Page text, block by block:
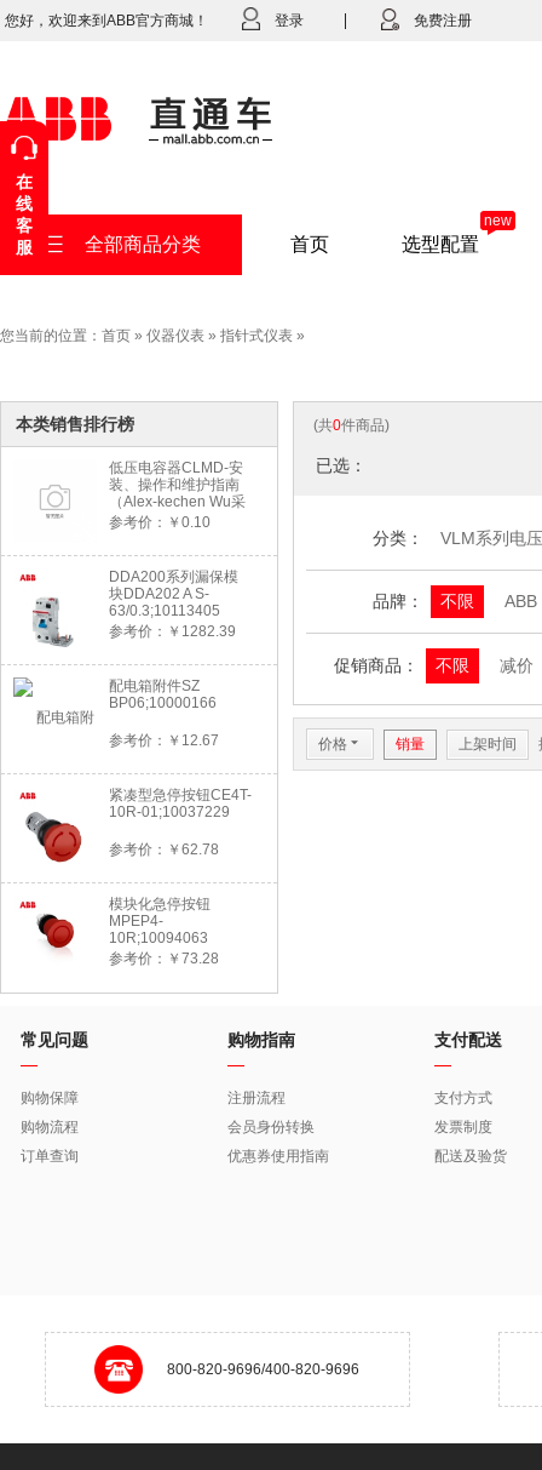
您好，欢迎来到ABB官方商城！ 登录 免费注册
全部商品分类 首页 选型配置
new
您当前的位置： 首页 » 仪器仪表 » 指针式仪表 »
本类销售排行榜
低压电容器CLMD-安
装、操作和维护指南
（Alex-kechen Wu采
购）-2022年版
参考价：￥0.10
DDA200系列漏保模
块DDA202 A S-
63/0.3;10113405
参考价：￥1282.39
配电箱附件SZ
BP06;10000166
参考价：￥12.67
紧凑型急停按钮CE4T-
10R-01;10037229
参考价：￥62.78
模块化急停按钮
MPEP4-
10R;10094063
参考价：￥73.28
(共0件商品)
已选：
分类： VLM系列电
品牌： 不限 ABB
促销商品： 不限 减价
价格 6 销量 上架时间
常见问题
购物保障
购物流程
订单查询
购物指南
注册流程
会员身份转换
优惠券使用指南
支付配送
支付方式
发票制度
配送及验货
800-820-9696/400-820-9696
在
线
客
服